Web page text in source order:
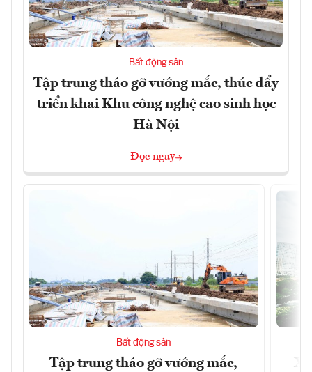
Bất động sản
Tập trung tháo gỡ vướng mắc, thúc đẩy
triển khai Khu công nghệ cao sinh học
Hà Nội
Đọc ngay
Bất động sản
Tập trung tháo gỡ vướng mắc,